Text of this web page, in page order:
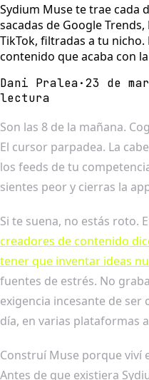
Sydium Muse te trae cada
sacadas de Google
TikTok, filtradas a tu
contenido que acaba con
Dani Pralea·23 de
lectura
Son las 8 de la mañana.
El cursor parpadea. La
los feeds de tu
sientes peor y cierras la
Si te suena, no estás roto.
creadores de contenido
tener que inventar ideas
fuentes de estrés. No
exigencia incesante de ser
día, en varias plataformas
Construí Muse porque viví
Antes de que existiera